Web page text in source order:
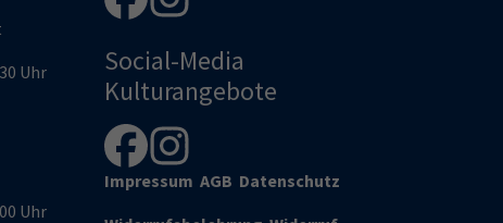
Uhr
Uhr
Social-Media
Kulturangebote
Impressum AGB Datenschutz